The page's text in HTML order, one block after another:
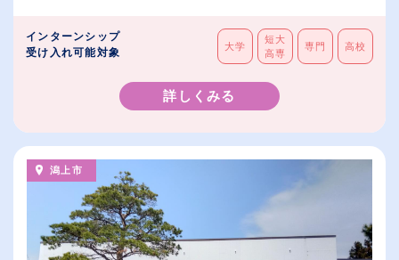
インターンシップ
受け入れ可能対象
大学
短大
高専
専門 高校
詳しくみる
潟上市